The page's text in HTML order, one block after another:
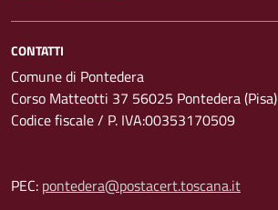
CONTATTI
Comune di Pontedera
Corso Matteotti 37 56025 Pontedera (Pisa)
Codice fiscale / P. IVA:00353170509
PEC: pontedera@postacert.toscana.it